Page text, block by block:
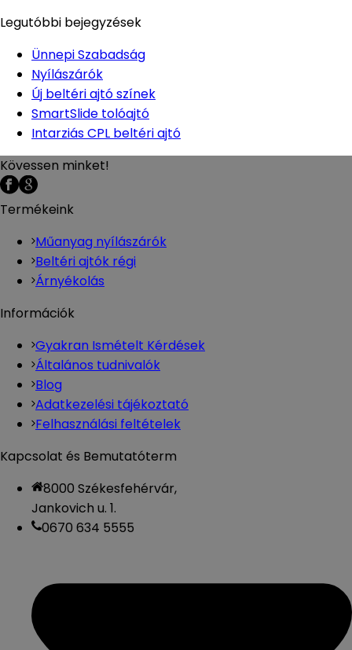
Legutóbbi bejegyzések
Ünnepi Szabadság
Nyílászárók
Új beltéri ajtó színek
SmartSlide tolóajtó
Intarziás CPL beltéri ajtó
Kövessen minket!
Termékeink
Műanyag nyílászárók
Beltéri ajtók régi
Árnyékolás
Információk
Gyakran Ismételt Kérdések
Általános tudnivalók
Blog
Adatkezelési tájékoztató
Felhasználási feltételek
Kapcsolat és Bemutatóterm
8000 Székesfehérvár,
Jankovich u. 1.
0670 634 5555